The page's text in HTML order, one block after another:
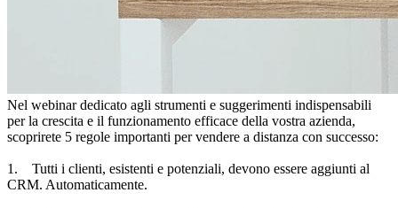
Nel webinar dedicato agli strumenti e suggerimenti indispensabili
per la crescita e il funzionamento efficace della vostra azienda,
scoprirete 5 regole importanti per vendere a distanza con successo:
1. Tutti i clienti, esistenti e potenziali, devono essere aggiunti al
CRM. Automaticamente.